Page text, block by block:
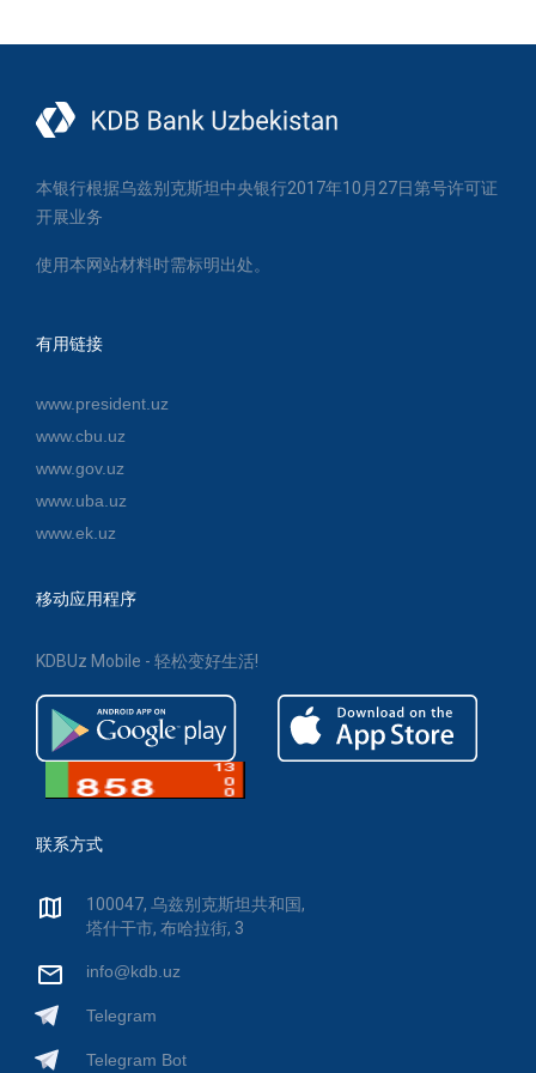
本银行根据乌兹别克斯坦中央银行2017年10月27日第号许可证
开展业务
使用本网站材料时需标明出处。
有用链接
www.president.uz
www.cbu.uz
www.gov.uz
www.uba.uz
www.ek.uz
移动应用程序
KDBUz Mobile - 轻松变好生活!
联系方式
100047, 乌兹别克斯坦共和国,
塔什干市, 布哈拉街, 3
info@kdb.uz
Telegram
Telegram Bot